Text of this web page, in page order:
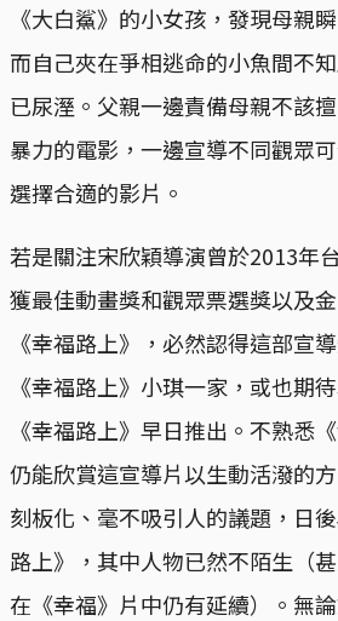
《大白鯊》的小女孩，發現母親
而自己夾在爭相逃命的小魚間不
已尿溼。父親一邊責備母親不該
暴力的電影，一邊宣導不同觀眾
選擇合適的影片。
若是關注宋欣穎導演曾於2013年
獲最佳動畫獎和觀眾票選獎以及
《幸福路上》，必然認得這部宣
《幸福路上》小琪一家，或也期
《幸福路上》早日推出。不熟悉
仍能欣賞這宣導片以生動活潑的
刻板化、毫不吸引人的議題，日
路上》，其中人物已然不陌生（
在《幸福》片中仍有延續）。無